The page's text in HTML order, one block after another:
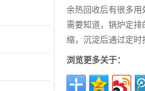
余热回收后有很多
需要知道，锅炉定
缩，沉淀后通过定时
浏览更多关于：